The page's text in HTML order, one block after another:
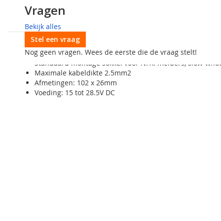
Notifier B524IEFT-1 Sokkel met
De B524IEFT-1 is een sokkel voor het toepassen van NFXI
Specificaties B524IEFT-1:
Standaard montage sokkel voor NFXI melders, slow-
Maximale kabeldikte 2.5mm2
Afmetingen: 102 x 26mm
Voeding: 15 tot 28.5V DC
Klantenreviews
Vragen
Bekijk alles
Stel een vraag
Nog geen vragen. Wees de eerste die de vraag stelt!